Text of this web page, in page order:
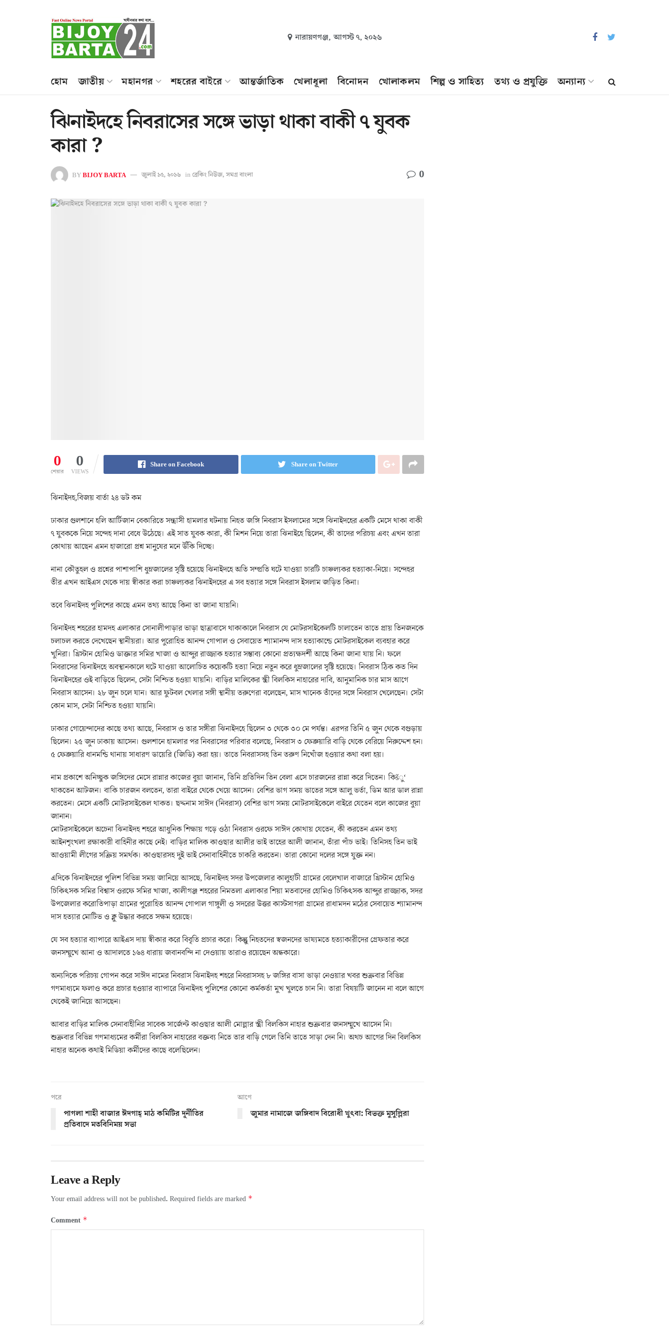
নারায়ণগঞ্জ, আগস্ট ৭, ২০২৬
হোম জাতীয় মহানগর শহরের বাইরে আন্তর্জাতিক খেলাধূলা বিনোদন খোলাকলম শিল্প ও সাহিত্য তথ্য ও প্রযুক্তি অন্যান্য
ঝিনাইদহে নিবরাসের সঙ্গে ভাড়া থাকা বাকী ৭ যুবক
কারা ?
BYBIJOY BARTA জুলাই ১৫, ২০১৬ in ব্রেকিং নিউজ, সমগ্র বাংলা 0
0
শেয়ার
0
VIEWS
Share on Facebook Share on Twitter
ঝিনাইদহ,বিজয় বার্তা ২৪ ডট কম
ঢাকার গুলশানে হলি আর্টিজান বেকারিতে সন্ত্রাসী হামলার ঘটনায় নিহত জঙ্গি নিবরাস ইসলামের সঙ্গে ঝিনাইদহের একটি মেসে থাকা বাকী
৭ যুবককে নিয়ে সন্দেহ দানা বেধে উঠেছে। এই সাত যুবক কারা, কী মিশন নিয়ে তারা ঝিনাইহে ছিলেন, কী তাদের পরিচয় এবং এখন তারা
কোথায় আছেন এমন হাজারো প্রশ্ন মানুষের মনে উঁকি দিচ্ছে।
নানা কৌতুহল ও প্রশ্নের পাশাপাশি ধুম্রজালের সৃষ্টি হয়েছে ঝিনাইদহে অতি সম্প্রতি ঘটে যাওয়া চারটি চাঞ্চল্যকর হত্যাকা-নিয়ে। সন্দেহর
তীর এখন আইএস থেকে দায় স্বীকার করা চাঞ্চল্যকর ঝিনাইদহের এ সব হত্যার সঙ্গে নিবরাস ইসলাম জড়িত কিনা।
তবে ঝিনাইদহ পুলিশের কাছে এমন তথ্য আছে কিনা তা জানা যায়নি।
ঝিনাইদহ শহরের হামদহ এলাকার সোনালীপাড়ার ভাড়া ছাত্রাবাসে থাকাকালে নিবরাস যে মোটরসাইকেলটি চালাতেন তাতে প্রায় তিনজনকে
চলাচল করতে দেখেছেন স্থানীয়রা। আর পুরোহিত আনন্দ গোপাল ও সেবায়েত শ্যামানন্দ দাস হত্যাকান্ডে মোটরসাইকেল ব্যবহার করে
খুনিরা। খ্রিস্টান হোমিও ডাক্তার সমির খাজা ও আব্দুর রাজ্জাক হত্যার সম্ভাব্য কোনো প্রত্যক্ষদর্শী আছে কিনা জানা যায় নি। ফলে
নিবরাসের ঝিনাইদহে অবস্থানকালে ঘটে যাওয়া আলোচিত কয়েকটি হত্যা নিয়ে নতুন করে ধুম্রজালের সৃষ্টি হয়েছে। নিবরাস ঠিক কত দিন
ঝিনাইদহের ওই বাড়িতে ছিলেন, সেটা নিশ্চিত হওয়া যায়নি। বাড়ির মালিকের স্ত্রী বিলকিস নাহারের দাবি, আনুমানিক চার মাস আগে
নিবরাস আসেন। ২৮ জুন চলে যান। আর ফুটবল খেলার সঙ্গী স্থানীয় তরুণেরা বলেছেন, মাস খানেক তাঁদের সঙ্গে নিবরাস খেলেছেন। সেটা
কোন মাস, সেটা নিশ্চিত হওয়া যায়নি।
ঢাকার গোয়েন্দাদের কাছে তথ্য আছে, নিবরাস ও তার সঙ্গীরা ঝিনাইদহে ছিলেন ৩ থেকে ৩০ মে পর্যন্ত। এরপর তিনি ৫ জুন থেকে বগুড়ায়
ছিলেন। ২৫ জুন ঢাকায় আসেন। গুলশানে হামলার পর নিবরাসের পরিবার বলেছে, নিবরাস ৩ ফেব্রুয়ারি বাড়ি থেকে বেরিয়ে নিরুদ্দেশ হন।
৫ ফেব্রুয়ারি ধানমন্ডি থানায় সাধারণ ডায়েরি (জিডি) করা হয়। তাতে নিবরাসসহ তিন তরুণ নিখোঁজ হওয়ার কথা বলা হয়।
নাম প্রকাশে অনিচ্ছুক জঙ্গিদের মেসে রান্নার কাজের বুয়া জানান, তিনি প্রতিদিন তিন বেলা এসে চারজনের রান্না করে দিতেন। কিšু‘
থাকতেন আটজন। বাকি চারজন বলতেন, তারা বাইরে থেকে খেয়ে আসেন। বেশির ভাগ সময় ভাতের সঙ্গে আলু ভর্তা, ডিম আর ডাল রান্না
করতেন। মেসে একটি মোটরসাইকেল থাকত। ছদ্দনাম সাঈদ (নিবরাস) বেশির ভাগ সময় মোটরসাইকেলে বাইরে যেতেন বলে কাজের বুয়া
জানান।
মোটরসাইকেলে অচেনা ঝিনাইদহ শহরে আধুনিক শিক্ষায় গড়ে ওঠা নিবরাস ওরফে সাঈদ কোথায় যেতেন, কী করতেন এমন তথ্য
আইনশৃংখলা রক্ষাকারী বাহিনীর কাছে নেই। বাড়ির মালিক কাওছার আলীর ভাই তাহের আলী জানান, তাঁরা পাঁচ ভাই। তিনিসহ তিন ভাই
আওয়ামী লীগের সক্রিয় সমর্থক। কাওছারসহ দুই ভাই সেনাবাহিনীতে চাকরি করতেন। তারা কোনো দলের সঙ্গে যুক্ত নন।
এদিকে ঝিনাইদহের পুলিশ বিভিন্ন সময় জানিয়ে আসছে, ঝিনাইদহ সদর উপজেলার কালুহাটী গ্রামের বেলেখাল বাজারে খ্রিস্টান হোমিও
চিকিৎসক সমির বিশ্বাস ওরফে সমির খাজা, কালীগঞ্জ শহরের নিমতলা এলাকার শিয়া মতবাদের হোমিও চিকিৎসক আব্দুর রাজ্জাক, সদর
উপজেলার করোতিপাড়া গ্রামের পুরোহিত আনন্দ গোপাল গাঙ্গুলী ও সদরের উত্তর কাস্টসাগরা গ্রামের রাধামদন মঠের সেবায়েত শ্যামানন্দ
দাস হত্যার মোটিভ ও ক্লু উদ্ধার করতে সক্ষম হয়েছে।
যে সব হত্যার ব্যাপারে আইএস দায় স্বীকার করে বিবৃতি প্রচার করে। কিন্তুু নিহতদের স্বজনদের ভাষ্যমতে হত্যাকারীদের গ্রেফতার করে
জনসম্মুখে আনা ও আদালতে ১৬৪ ধারায় জবানবন্দি না দেওয়ায় তারাও রয়েছেন অন্ধকারে।
অন্যদিকে পরিচয় গোপন করে সাঈদ নামের নিবরাস ঝিনাইদহ শহরে নিবরাসসহ ৮ জঙ্গির বাসা ভাড়া নেওয়ার খবর শুক্রবার বিভিন্ন
গণমাধ্যমে ফলাও করে প্রচার হওয়ার ব্যাপারে ঝিনাইদহ পুলিশের কোনো কর্মকর্তা মুখ খুলতে চান নি। তারা বিষয়টি জানেন না বলে আগে
থেকেই জানিয়ে আসছেন।
আবার বাড়ির মালিক সেনাবাহীনির সাবেক সার্জেন্ট কাওছার আলী মোল্লার স্ত্রী বিলকিস নাহার শুক্রবার জনসম্মুখে আসেন নি।
শুক্রবার বিভিন্ন গণমাধ্যমের কর্মীরা বিলকিস নাহারের বক্তব্য নিতে তার বাড়ি গেলে তিনি তাতে সাড়া দেন নি। অথচ আগের দিন বিলকিস
নাহার অনেক কথাই মিডিয়া কর্মীদের কাছে বলেছিলেন।
পরে
পাগলা শাহী বাজার ঈদগাহ্ মাঠ কমিটির দূর্নীতির
প্রতিবাদে মতবিনিময় সভা
আগে
জুমার নামাজে জঙ্গিবাদ বিরোধী খুৎবা: বিভক্ত মুসুল্লিরা
Leave a Reply
Your email address will not be published. Required fields are marked *
Comment *